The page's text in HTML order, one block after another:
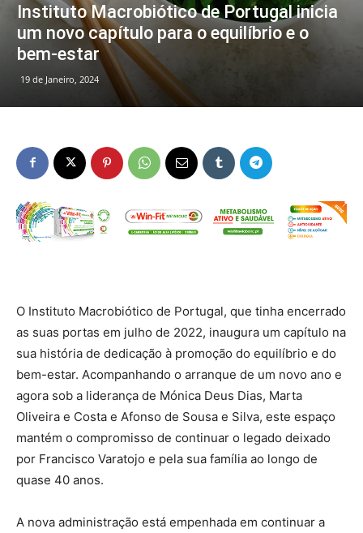
Instituto Macrobiótico de Portugal inicia
um novo capítulo para o equilíbrio e o
bem-estar
19 de Janeiro, 2024
O Instituto Macrobiótico de Portugal, que tinha encerrado
as suas portas em julho de 2022, inaugura um capítulo na
sua história de dedicação à promoção do equilíbrio e do
bem-estar. Acompanhando o arranque de um novo ano e
agora sob a liderança de Mónica Deus Dias, Marta
Oliveira e Costa e Afonso de Sousa e Silva, este espaço
mantém o compromisso de continuar o legado deixado
por Francisco Varatojo e pela sua família ao longo de
quase 40 anos.
A nova administração está empenhada em continuar a